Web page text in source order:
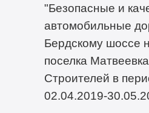
"Безопасные и
автомобильные
Бердскому шоссе
поселка
Строителей в
02.04.2019-